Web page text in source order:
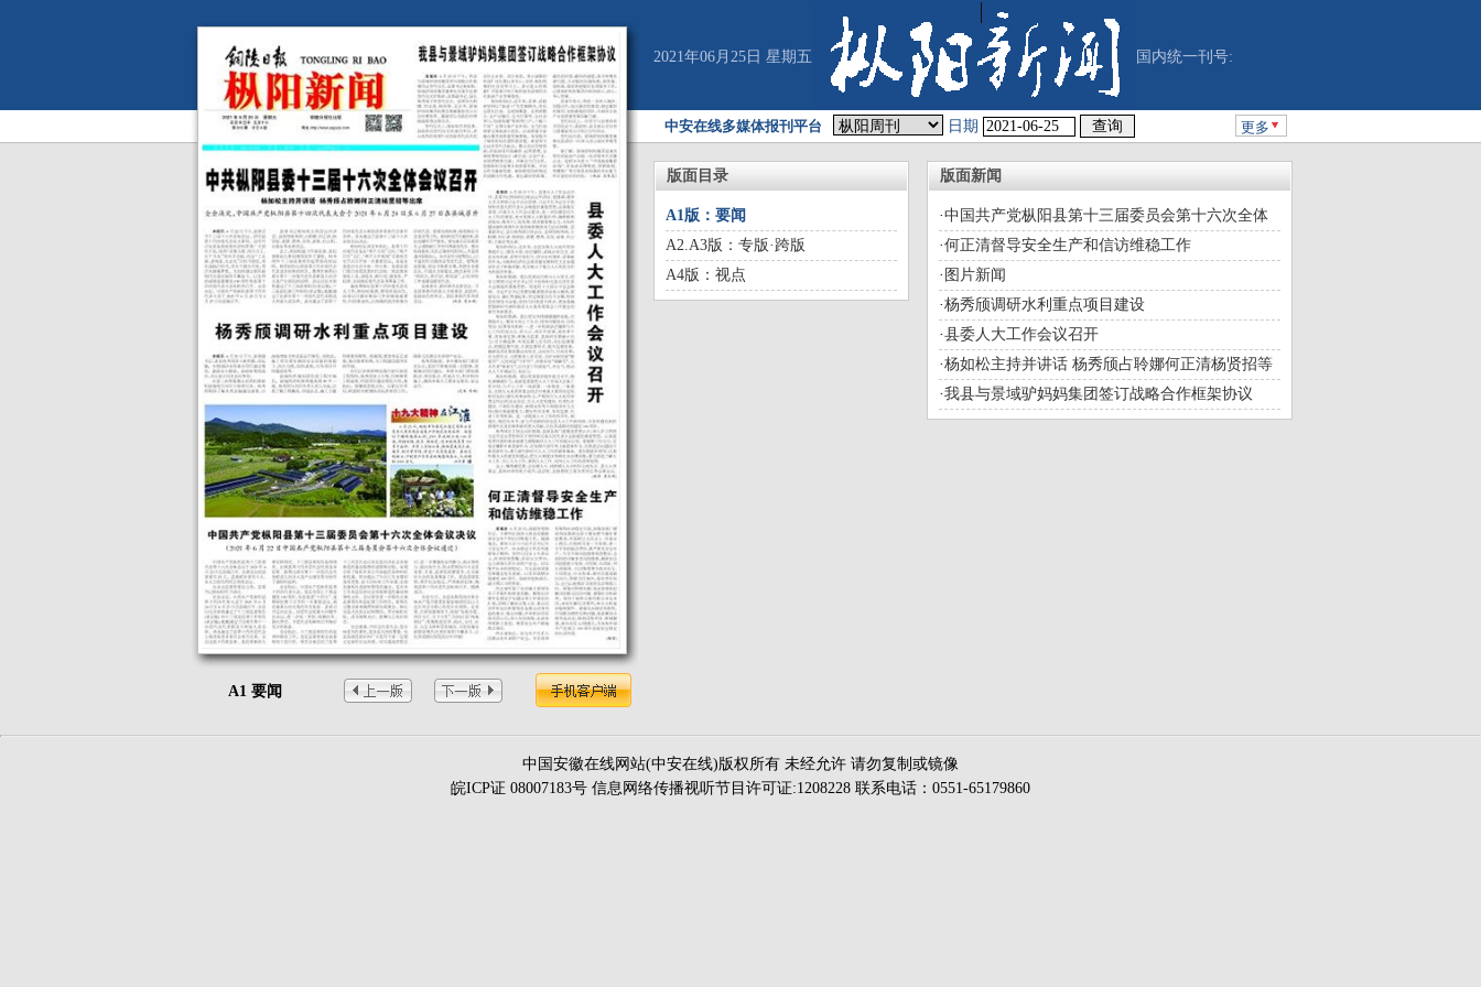
A1 要闻
2021年06月25日 星期五 国内统一刊号:
中安在线多媒体报刊平台 日期 更多
版面目录
A1版：要闻
A2.A3版：专版·跨版
A4版：视点
版面新闻
·中国共产党枞阳县第十三届委员会第十六次全体
会议决议
·何正清督导安全生产和信访维稳工作
· 图片新闻
·杨秀颀调研水利重点项目建设
·县委人大工作会议召开
·杨如松主持并讲话 杨秀颀占聆娜何正清杨贤招等
出席
·我县与景域驴妈妈集团签订战略合作框架协议
中国安徽在线网站(中安在线)版权所有 未经允许 请勿复制或镜像
皖ICP证 08007183号 信息网络传播视听节目许可证:1208228 联系电话：0551-65179860